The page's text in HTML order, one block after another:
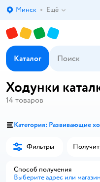
Выбор адреса доставки.
Минск Ещё
Каталог
Ходунки
14 товаров
Категория: Развивающие
Фильтры
Способ получения
Выберите адрес или магазин